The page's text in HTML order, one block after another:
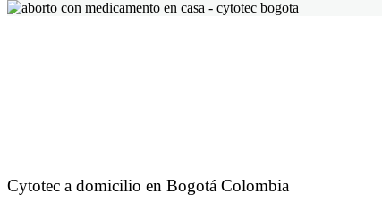
Cytotec a domicilio en Bogotá Colombia